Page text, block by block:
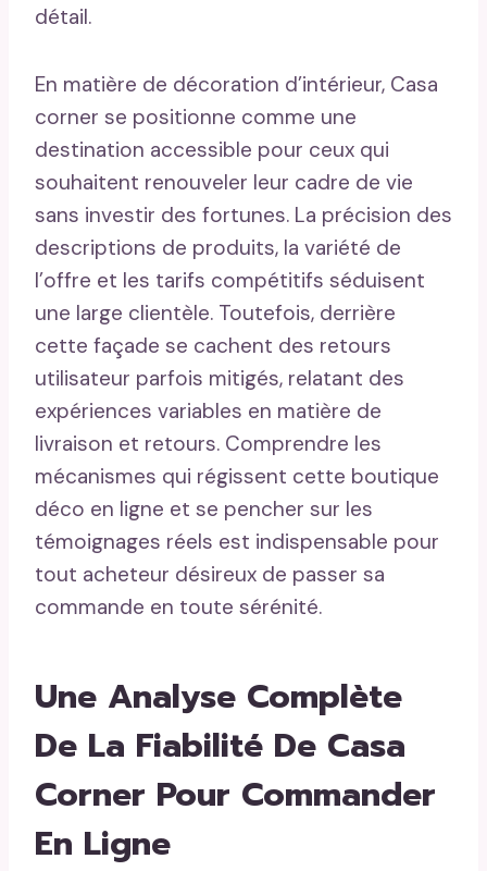
détail.
En matière de décoration d’intérieur, Casa
corner se positionne comme une
destination accessible pour ceux qui
souhaitent renouveler leur cadre de vie
sans investir des fortunes. La précision des
descriptions de produits, la variété de
l’offre et les tarifs compétitifs séduisent
une large clientèle. Toutefois, derrière
cette façade se cachent des retours
utilisateur parfois mitigés, relatant des
expériences variables en matière de
livraison et retours. Comprendre les
mécanismes qui régissent cette boutique
déco en ligne et se pencher sur les
témoignages réels est indispensable pour
tout acheteur désireux de passer sa
commande en toute sérénité.
Une Analyse Complète
De La Fiabilité De Casa
Corner Pour Commander
En Ligne